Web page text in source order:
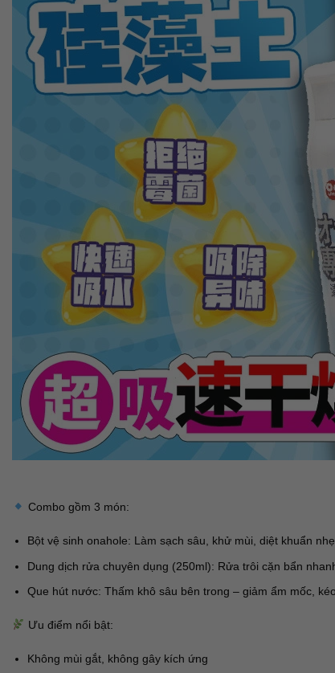
Combo gồm 3 món:
Bột vệ sinh onahole: Làm sạch sâu, khử mùi, diệt khuẩn
Dung dịch rửa chuyên dụng (250ml): Rửa trôi cặn bẩn
Que hút nước: Thấm khô sâu bên trong – giảm ẩm mốc,
Ưu điểm nổi bật:
Không mùi gắt, không gây kích ứng